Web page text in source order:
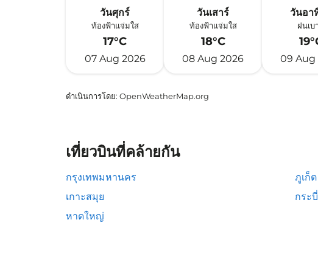
วันศุกร์
ท้องฟ้าแจ่มใส
17°C
07 Aug 2026
วันเสาร์
ท้องฟ้าแจ่มใส
18°C
08 Aug 2026
วันอา
ฝนเบ
09 Aug
ดำเนินการโดย: OpenWeatherMap.org
เที่ยวบินที่คล้ายกัน
กรุงเทพมหานคร ภูเก็ต
เกาะสมุย
กระบี่
หาดใหญ่